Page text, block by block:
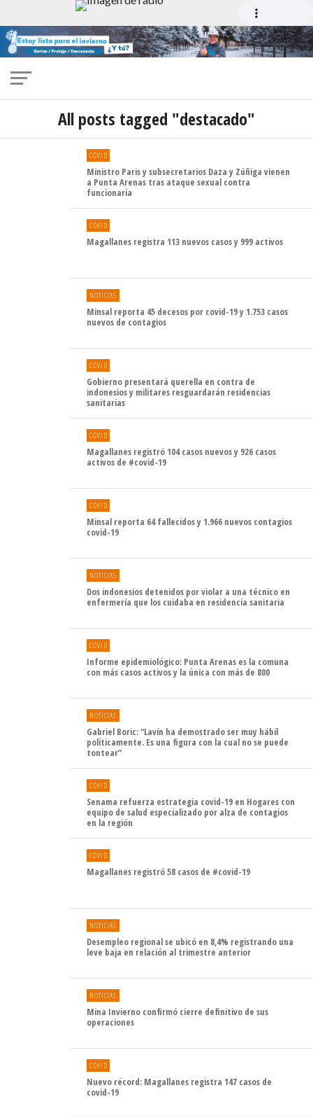
All posts tagged "destacado"
COVID
Ministro Paris y subsecretarios Daza y Zúñiga vienen
a Punta Arenas tras ataque sexual contra
funcionaria
COVID
Magallanes registra 113 nuevos casos y 999 activos
NOTICIAS
Minsal reporta 45 decesos por covid-19 y 1.753 casos
nuevos de contagios
COVID
Gobierno presentará querella en contra de
indonesios y militares resguardarán residencias
sanitarias
COVID
Magallanes registró 104 casos nuevos y 926 casos
activos de #covid-19
COVID
Minsal reporta 64 fallecidos y 1.966 nuevos contagios
covid-19
NOTICIAS
Dos indonesios detenidos por violar a una técnico en
enfermería que los cuidaba en residencia sanitaria
COVID
Informe epidemiológico: Punta Arenas es la comuna
con más casos activos y la única con más de 800
NOTICIAS
Gabriel Boric: “Lavín ha demostrado ser muy hábil
políticamente. Es una figura con la cual no se puede
tontear”
COVID
Senama refuerza estrategia covid-19 en Hogares con
equipo de salud especializado por alza de contagios
en la región
COVID
Magallanes registró 58 casos de #covid-19
NOTICIAS
Desempleo regional se ubicó en 8,4% registrando una
leve baja en relación al trimestre anterior
NOTICIAS
Mina Invierno confirmó cierre definitivo de sus
operaciones
COVID
Nuevo récord: Magallanes registra 147 casos de
covid-19